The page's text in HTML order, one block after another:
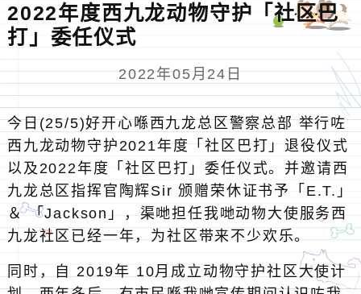
2022年度西九龙动物守护「社区巴
打」委任仪式
2022年05月24日
今日(25/5)好开心喺西九龙总区警察总部 举行咗
西九龙动物守护2021年度「社区巴打」退役仪式
以及2022年度「社区巴打」委任仪式。并邀请西
九龙总区指挥官陶辉Sir 颁赠荣休证书予「E.T.」
＆ 「Jackson」，渠哋担任我哋动物大使服务西
九龙社区已经一年，为社区带来不少欢乐。
同时，自 2019年 10月成立动物守护社区大使计